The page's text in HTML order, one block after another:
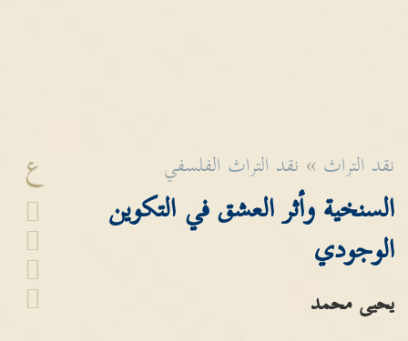
ع نقد التراث » نقد التراث الفلسفي
السنخية وأثر العشق في التكوين
الوجودي
يحيى محمد